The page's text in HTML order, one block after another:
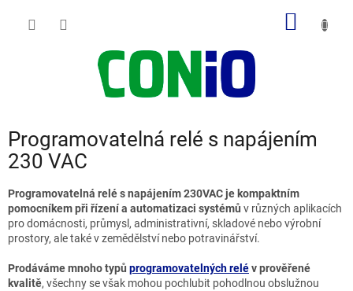
Programovatelná relé s napájením
230 VAC
Programovatelná relé s napájením 230VAC je kompaktním
pomocníkem při řízení a automatizaci systémů v různých aplikacích
pro domácnosti, průmysl, administrativní, skladové nebo výrobní
prostory, ale také v zemědělství nebo potravinářství.
Prodáváme mnoho typů programovatelných relév prověřené
kvalitě, všechny se však mohou pochlubit pohodlnou obslužnou